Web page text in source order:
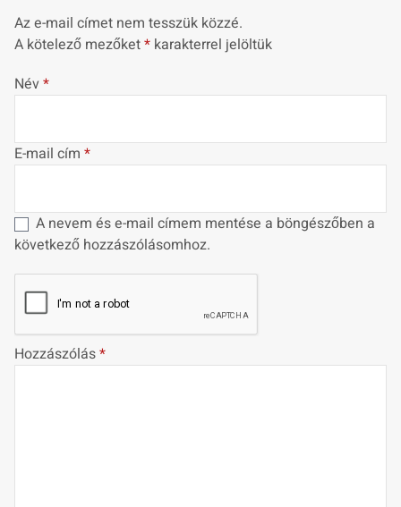
Az e-mail címet nem tesszük közzé.
A kötelező mezőket* karakterrel jelöltük
Név*
E-mail cím *
A nevem és e-mail címem mentése a böngészőben a
következő hozzászólásomhoz.
Hozzászólás*